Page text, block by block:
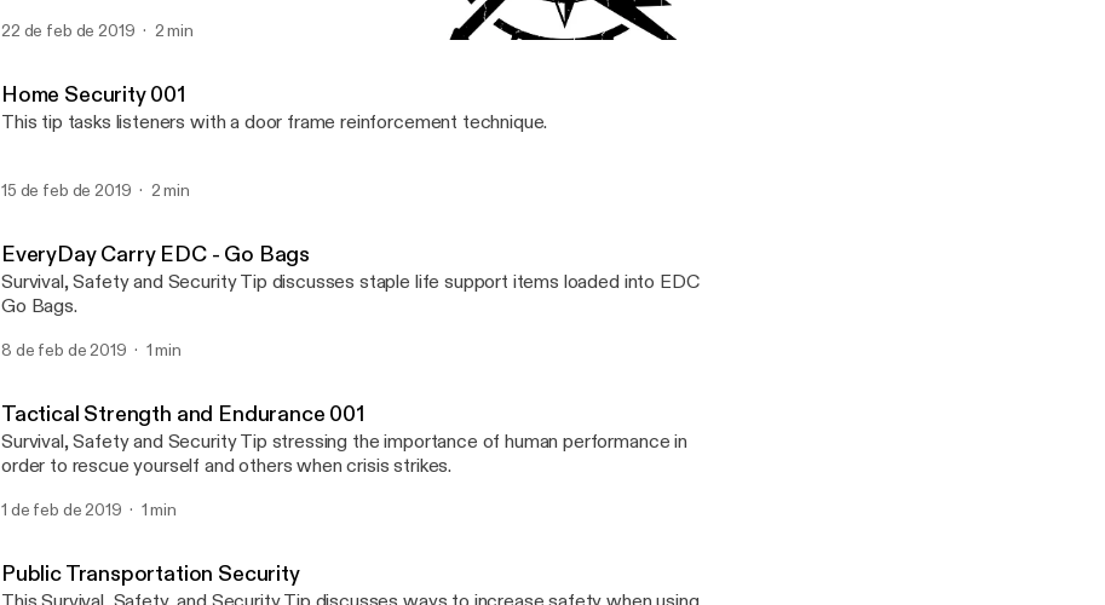
22 de feb de 2019 2 min
Home Security 001
This tip tasks listeners with a door frame reinforcement technique.
15 de feb de 2019 2 min
EveryDay Carry EDC - Go Bags
Survival, Safety and Security Tip discusses staple life support items loaded into EDC
Go Bags.
8 de feb de 2019 1 min
Tactical Strength and Endurance 001
Survival, Safety and Security Tip stressing the importance of human performance in
order to rescue yourself and others when crisis strikes.
1 de feb de 2019 1 min
Public Transportation Security